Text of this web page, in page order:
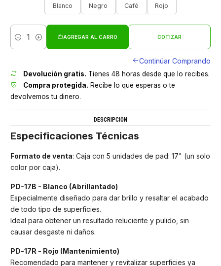
Blanco
Negro Café Rojo
Cantidad
AGREGAR AL CARRO COTIZAR
Continúar Comprando
Devolución gratis. Tienes 48 horas desde que lo recibes.
Compra protegida. Recibe lo que esperas o te
devolvemos tu dinero.
DESCRIPCIÓN
Especificaciones Técnicas
Formato de venta: Caja con 5 unidades de pad: 17" (un solo
color por caja).
PD-17B - Blanco (Abrillantado)
Especialmente diseñado para dar brillo y resaltar el acabado
de todo tipo de superficies.
Ideal para obtener un resultado reluciente y pulido, sin
causar desgaste ni daños.
PD-17R - Rojo (Mantenimiento)
Recomendado para mantener y revitalizar superficies ya